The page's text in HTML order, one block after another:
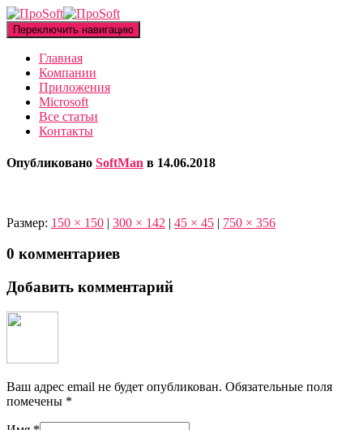
Переключить навигацию
Главная
Компании
Приложения
Microsoft
Все статьи
Контакты
Опубликовано SoftMan в 14.06.2018
Размер: 150 × 150 | 300 × 142 | 45 × 45 | 750 × 356
0 комментариев
Добавить комментарий
Ваш адрес email не будет опубликован. Обязательные поля
помечены *